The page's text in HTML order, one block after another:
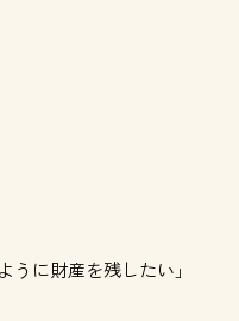
うに財産を残したい」